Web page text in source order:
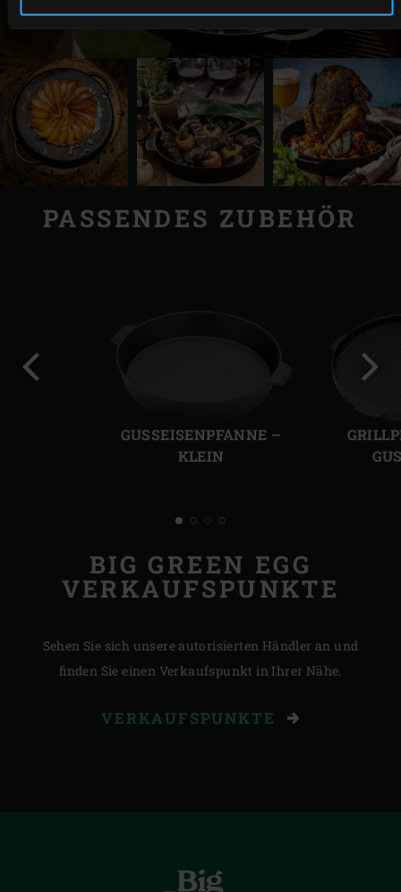
PASSENDES ZUBEHÖR
GUSSEISENPFANNE –
KLEIN
BIG GREEN EGG
VERKAUFSPUNKTE
Sehen Sie sich unsere autorisierten Händler an und
finden Sie einen Verkaufspunkt in Ihrer Nähe.
VERKAUFSPUNKTE